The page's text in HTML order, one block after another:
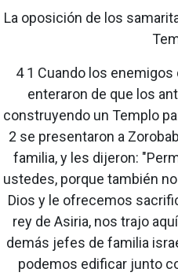
La oposición de los
4 1 Cuando los
enteraron de que los
construyendo un Templo
2 se presentaron a
familia, y les dijeron:
ustedes, porque también
Dios y le ofrecemos
rey de Asiria, nos trajo
demás jefes de familia
podemos edificar junto